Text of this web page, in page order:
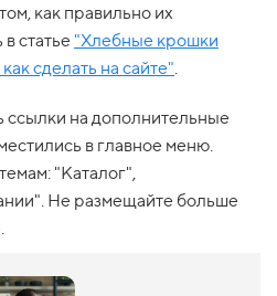
как правильно их
статье "Хлебные крошки
сделать на сайте"
на дополнительные
в главное меню.
"Каталог",
Не размещайте больше